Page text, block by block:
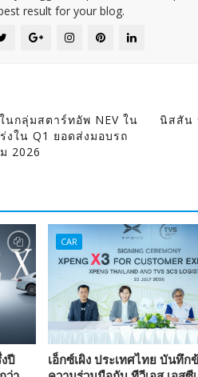
result for your blog.
กลุ่มสตาร์ทอัพ NEV ใน
งใน Q1 ยอดส่งมอบรถ
2026
นิสสัน
ปี
CAR
เอ็กซ์เผิง ประเทศไทย บันทึก